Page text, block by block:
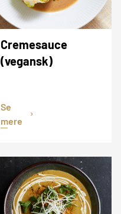
Cremesauce
(vegansk)
Se
mere